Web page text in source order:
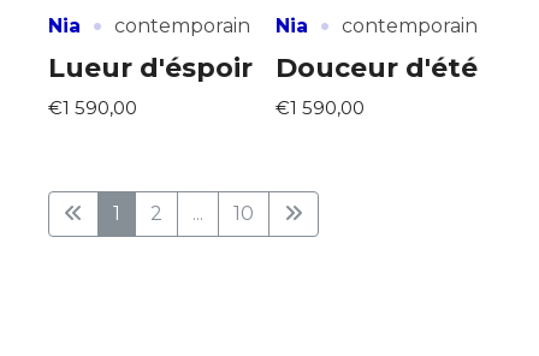
Nia · contemporain
Lueur d'éspoir
€1 590,00
Nia · contemporain
Douceur d'été
€1 590,00
1 2 ... 10